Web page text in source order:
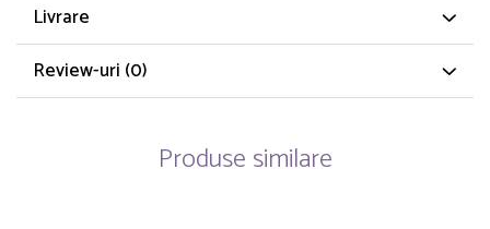
Livrare
Review-uri (0)
Produse similare